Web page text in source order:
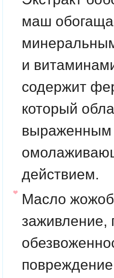
маш
и
содержит
который
выраженным
действием.
Масло
заживление,